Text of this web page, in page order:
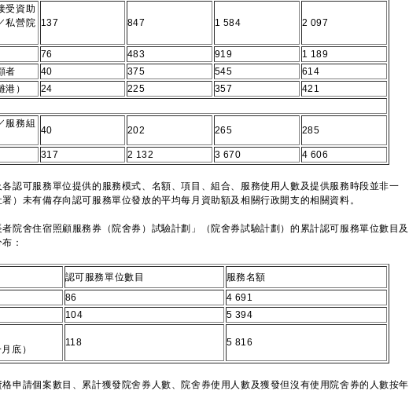
受資助
私營院 137 847 1 584 2 097
76 483 919
1 189
者
40 375 545
614
）
24 225 357
421
服務組
40 202 265 285
317 2 132 3 670 4 606
可服務單位提供的服務模式、名額、項目、組合、服務使用人數及提供服務時段並非一
）未有備存向認可服務單位發放的平均每月資助額及相關行政開支的相關資料。
者院舍住宿照顧服務券（院舍券）試驗計劃」（院舍券試驗計劃）的累計認可服務單位數目及
：
認可服務單位數目
服務名額
86
4 691
104
5 394
底）
118 5 816
請個案數目、累計獲發院舍券人數、院舍券使用人數及獲發但沒有使用院舍券的人數按年